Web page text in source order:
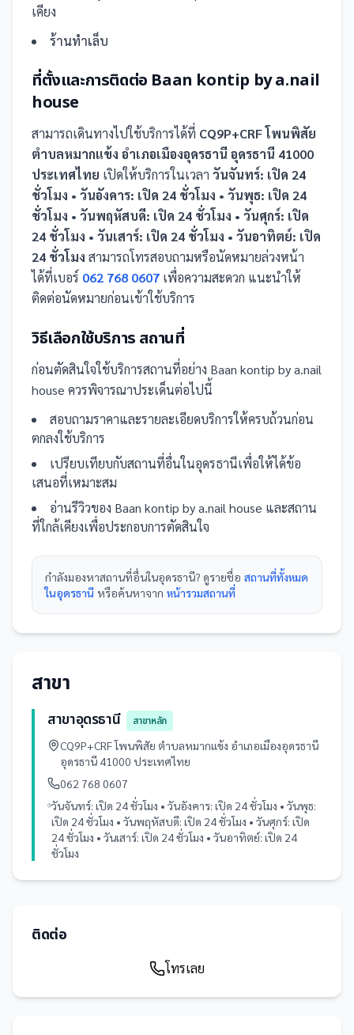
เคียง
ร้านทำเล็บ
ที่ตั้งและการติดต่อ Baan kontip by a.nail
house
สามารถเดินทางไปใช้บริการได้ที่ CQ9P+CRF โพนพิสัย
ตำบลหมากแข้ง อำเภอเมืองอุดรธานี อุดรธานี 41000
ประเทศไทย เปิดให้บริการในเวลา วันจันทร์: เปิด 24
ชั่วโมง • วันอังคาร: เปิด 24 ชั่วโมง • วันพุธ: เปิด 24
ชั่วโมง • วันพฤหัสบดี: เปิด 24 ชั่วโมง • วันศุกร์: เปิด
24 ชั่วโมง • วันเสาร์: เปิด 24 ชั่วโมง • วันอาทิตย์: เปิด
24 ชั่วโมง สามารถโทรสอบถามหรือนัดหมายล่วงหน้า
ได้ที่เบอร์ 062 768 0607 เพื่อความสะดวก แนะนำให้
ติดต่อนัดหมายก่อนเข้าใช้บริการ
วิธีเลือกใช้บริการ สถานที่
ก่อนตัดสินใจใช้บริการสถานที่อย่าง Baan kontip by a.nail
house ควรพิจารณาประเด็นต่อไปนี้
สอบถามราคาและรายละเอียดบริการให้ครบถ้วนก่อน
ตกลงใช้บริการ
เปรียบเทียบกับสถานที่อื่นในอุดรธานีเพื่อให้ได้ข้อ
เสนอที่เหมาะสม
อ่านรีวิวของ Baan kontip by a.nail house และสถาน
ที่ใกล้เคียงเพื่อประกอบการตัดสินใจ
กำลังมองหาสถานที่อื่นในอุดรธานี? ดูรายชื่อ สถานที่ทั้งหมด
ในอุดรธานี หรือค้นหาจาก หน้ารวมสถานที่
สาขา
สาขาอุดรธานี
สาขาหลัก
CQ9P+CRF โพนพิสัย ตำบลหมากแข้ง อำเภอเมืองอุดรธานี
อุดรธานี 41000 ประเทศไทย
062 768 0607
วันจันทร์: เปิด 24 ชั่วโมง • วันอังคาร: เปิด 24 ชั่วโมง • วันพุธ:
เปิด 24 ชั่วโมง • วันพฤหัสบดี: เปิด 24 ชั่วโมง • วันศุกร์: เปิด
24 ชั่วโมง • วันเสาร์: เปิด 24 ชั่วโมง • วันอาทิตย์: เปิด 24
ชั่วโมง
ติดต่อ
โทรเลย